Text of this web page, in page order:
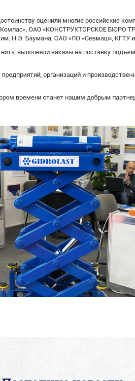
оценили многие российские
«Компас», ОАО «КОНСТРУКТОРСКОЕ
Н.Э. Баумана, ОАО «ПО «Севмаш», КГТУ
выполняли заказы на поставку
организаций и
времени станет нашим добрым